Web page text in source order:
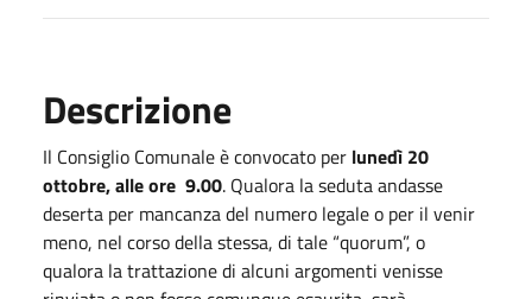
Descrizione
Il Consiglio Comunale è convocato per lunedì 20
ottobre, alle ore 9.00. Qualora la seduta andasse
deserta per mancanza del numero legale o per il venir
meno, nel corso della stessa, di tale “quorum”, o
qualora la trattazione di alcuni argomenti venisse